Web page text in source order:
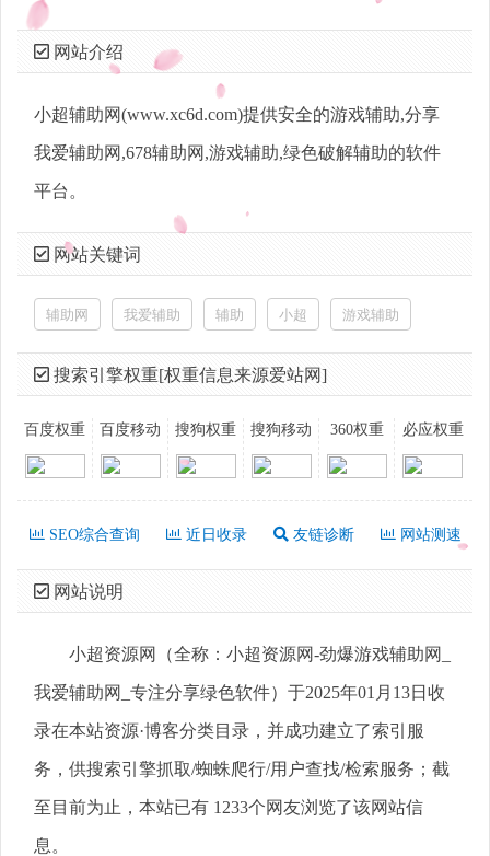
网站介绍
小超辅助网(www.xc6d.com)提供安全的游戏辅助,分享
我爱辅助网,678辅助网,游戏辅助,绿色破解辅助的软件
平台。
网站关键词
辅助网 我爱辅助 辅助 小超 游戏辅助
搜索引擎权重[权重信息来源爱站网]
百度权重 百度移动 搜狗权重 搜狗移动 360权重 必应权重
SEO综合查询 近日收录 友链诊断 网站测速
网站说明
小超资源网（全称：小超资源网-劲爆游戏辅助网_
我爱辅助网_专注分享绿色软件）于2025年01月13日收
录在本站资源·博客分类目录，并成功建立了索引服
务，供搜索引擎抓取/蜘蛛爬行/用户查找/检索服务；截
至目前为止，本站已有 1233个网友浏览了该网站信
息。